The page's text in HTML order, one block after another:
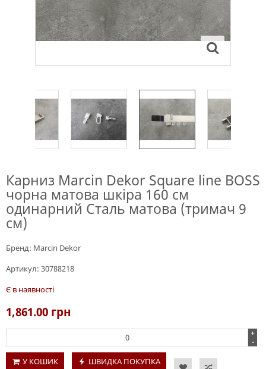
Карниз Marcin Dekor Square line BOSS
чорна матова шкіра 160 см
одинарний Сталь матова (тримач 9
см)
Бренд: Marcin Dekor
Артикул: 30788218
Є в наявності
1,861.00 грн
+
-
У КОШИК
ШВИДКА ПОКУПКА